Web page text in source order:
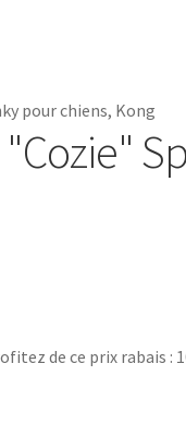
pour chiens, Kong
de ce prix rabais :